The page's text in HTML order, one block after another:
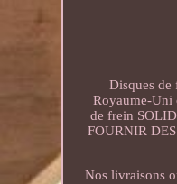
Disques
Royaume-Uni
de frein
FOURNIR
Nos livraisons